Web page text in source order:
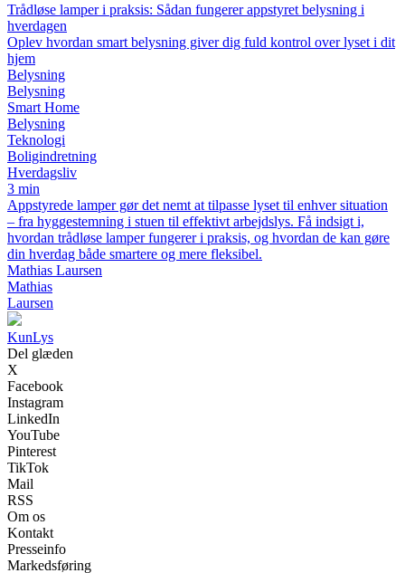
Trådløse lamper i praksis: Sådan fungerer appstyret belysning i
hverdagen
Oplev hvordan smart belysning giver dig fuld kontrol over lyset i dit
hjem
Belysning
Belysning
Smart Home
Belysning
Teknologi
Boligindretning
Hverdagsliv
3 min
Appstyrede lamper gør det nemt at tilpasse lyset til enhver situation
– fra hyggestemning i stuen til effektivt arbejdslys. Få indsigt i,
hvordan trådløse lamper fungerer i praksis, og hvordan de kan gøre
din hverdag både smartere og mere fleksibel.
Mathias Laursen
Mathias
Laursen
KunLys
Del glæden
X
Facebook
Instagram
LinkedIn
YouTube
Pinterest
TikTok
Mail
RSS
Om os
Kontakt
Presseinfo
Markedsføring